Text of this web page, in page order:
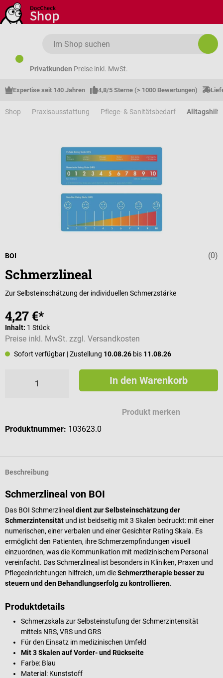
Zum Hauptinhalt springen
Privatkunden Preise inkl. MwSt.
Expertise seit 140 Jahren 4,8/5 Sterne (> 1000 Bewertungen)
Shop Praxisausstattung Pflege- & Sanitätsbedarf
(0)
BOI
Schmerzlineal
Zur Selbsteinschätzung der individuellen Schmerzstärke
4,27 €*
Inhalt: 1 Stück
Preise inkl. MwSt. zzgl. Versandkosten
Sofort verfügbar | Zustellung 10.08.26 bis 11.08.26
In den Warenkorb
Produkt merken
Produktnummer: 103623.0
Beschreibung
Schmerzlineal von BOI
Das BOI Schmerzlineal dient zur Selbsteinschätzung der
Schmerzintensität und ist beidseitig mit 3 Skalen bedruckt: mit einer
numerischen, einer verbalen und einer Gesichter Rating Skala. Es
ermöglicht den Patienten, ihre Schmerzempfindungen visuell
einzuordnen, was die Kommunikation mit medizinischem Personal
vereinfacht. Das Schmerzlineal ist besonders in Kliniken, Praxen und
Pflegeeinrichtungen hilfreich, um dieSchmerztherapie besser zu
steuern und den Behandlungserfolg zu kontrollieren.
Produktdetails
Schmerzskala zur Selbsteinstufung der Schmerzintensität
mittels NRS, VRS und GRS
Für den Einsatz im medizinischen Umfeld
Mit 3 Skalen auf Vorder- und Rückseite
Farbe: Blau
Material: Kunststoff